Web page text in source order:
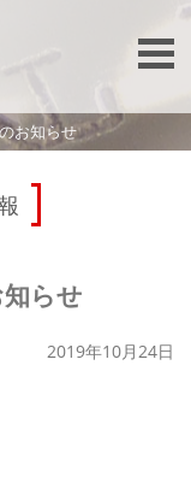
お知らせ
らせ
2019年10月24日